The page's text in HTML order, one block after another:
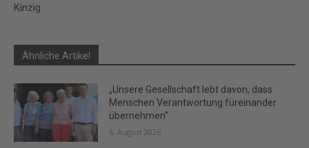
Kinzig
Ähnliche Artikel
„Unsere Gesellschaft lebt davon, dass
Menschen Verantwortung füreinander
übernehmen“
6. August 2026